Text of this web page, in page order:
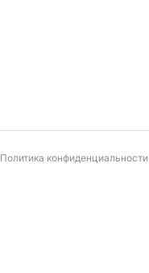
Политика конфиденциальности